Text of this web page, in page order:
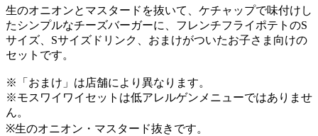
生のオニオンとマスタードを抜いて、ケチャップで味付けし
たシンプルなチーズバーガーに、フレンチフライポテトのS
サイズ、Sサイズドリンク、おまけがついたお子さま向けの
セットです。
※「おまけ」は店舗により異なります。
※モスワイワイセットは低アレルゲンメニューではありませ
ん。
※生のオニオン・マスタード抜きです。